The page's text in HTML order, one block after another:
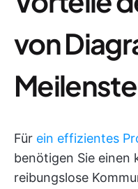
von
Für ein effizientes
benötigen Sie einen
reibungslose